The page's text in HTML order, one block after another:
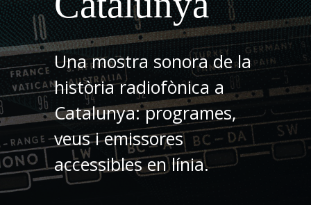
Una mostra sonora de la
història radiofònica a
Catalunya: programes,
veus i emissores
accessibles en línia.